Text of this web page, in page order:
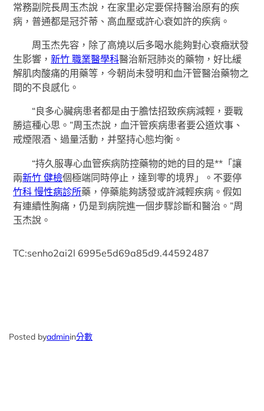
常務副院長周玉杰說，在家里必定要保持醫治原有的疾
病，普通都是冠芥蒂、高血壓或許心衰如許的疾病。
周玉杰先容，除了高燒以后多喝水能夠對心衰癥狀發
生影響，新竹 職業醫學科醫治新冠肺炎的藥物，好比緩
解肌肉酸痛的用藥等，今朝尚未發明和血汗管醫治藥物之
間的不良感化。
“良多心臟病患者都是由于膽怯招致疾病減輕，要戰
勝這種心思。”周玉杰說，血汗管疾病患者要公道炊事、
戒煙限酒、過量活動，并堅持心態均衡。
“持久服專心血管疾病防控藥物的她的目的是**「讓
兩新竹 健檢個極端同時停止，達到零的境界」。不要停
竹科 慢性病診所藥，停藥能夠誘發或許減輕疾病。假如
有連續性胸痛，仍是到病院進一個步驟診斷和醫治。”周
玉杰說。
TC:senho2ai2l 6995e5d69a85d9.44592487
Posted byadminin分數